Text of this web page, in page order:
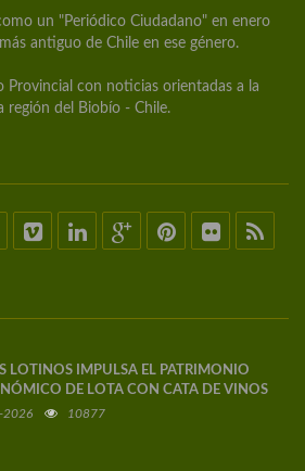
un "Periódico Ciudadano" en enero
antiguo de Chile en ese género.
Provincial con noticias orientadas a la
región del Biobío - Chile.
LOTINOS IMPULSA EL PATRIMONIO
DE LOTA CON CATA DE VINOS
2026 10877